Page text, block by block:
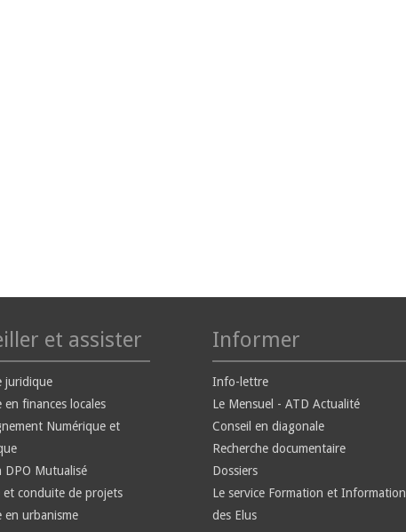
et assister
juridique
en finances locales
Numérique et
DPO Mutualisé
et conduite de projets
en urbanisme
Informer
Info-lettre
Le Mensuel - ATD Actualité
Conseil en diagonale
Recherche documentaire
Dossiers
Le service Formation et Information
des Elus